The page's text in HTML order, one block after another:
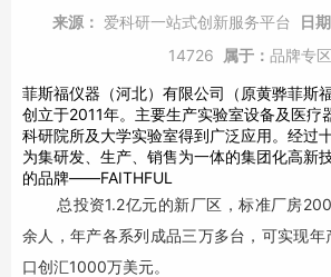
来源： 爱科研一站式创新服务平台 日
14726
属于： 品牌专区
菲斯福仪器（河北）有限公司（原黄骅菲斯
创立于2011年。主要生产实验室设备及医疗
科研院所及大学实验室得到广泛应用。经过
为集研发、生产、销售为一体的集团化高新
的品牌——FAITHFUL
总投资1.2亿元的新厂区，标准厂房
余人，年产各系列成品三万多台，可实现年
口创汇1000万美元。